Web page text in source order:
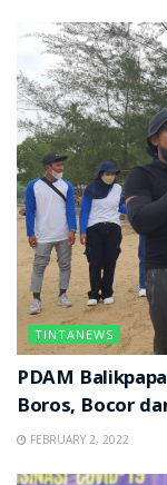
TINTANEWS
PDAM
Boros, Bocor
FEBRUARY 2, 2022